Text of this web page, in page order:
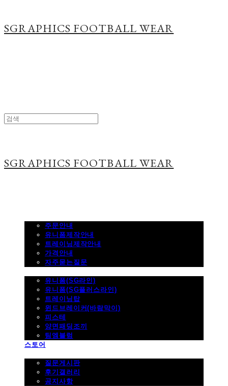
SGRAPHICS FOOTBALL WEAR
SGRAPHICS FOOTBALL WEAR
주문안내
유니폼제작안내
트레이닝제작안내
가격안내
자주묻는질문
유니폼(SG라인)
유니폼(SG플러스라인)
트레이닝탑
윈드브레이커(바람막이)
피스테
양면패딩조끼
팀엠블럼
스토어
질문게시판
후기갤러리
공지사항